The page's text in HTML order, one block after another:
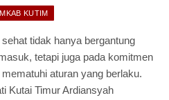
KUTIM
tidak hanya bergantung
tetapi juga pada komitmen
aturan yang berlaku.
Kutai Timur Ardiansyah